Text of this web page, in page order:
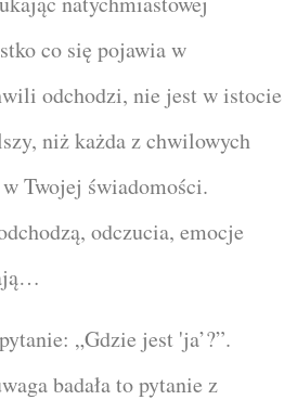
co się pojawia w
odchodzi, nie jest w istocie
niż każda z chwilowych
Twojej świadomości.
odczucia, emocje
„Gdzie jest 'ja’?”.
badała to pytanie z